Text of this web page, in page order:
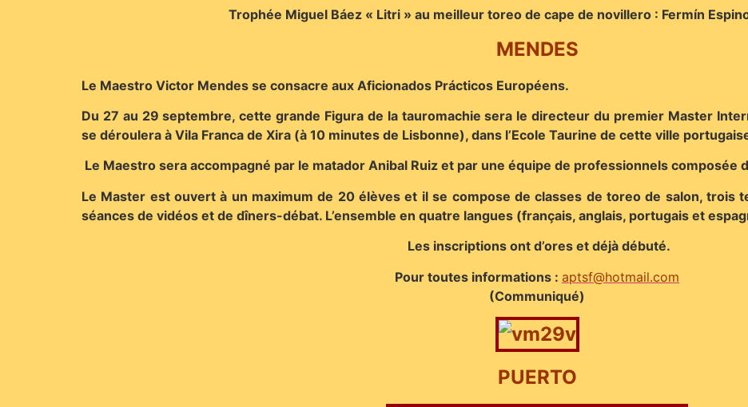
Trophée Miguel Báez « Litri » au meilleur toreo de cape de novillero : Fermín
MENDES
Le Maestro Victor Mendes se consacre aux Aficionados Prácticos Européens.
Du 27 au 29 septembre, cette grande Figura de la tauromachie sera le directeur du premier Master
se déroulera à Vila Franca de Xira (à 10 minutes de Lisbonne), dans l’Ecole Taurine de cette ville
Le Maestro sera accompagné par le matador Anibal Ruiz et par une équipe de professionnels
Le Master est ouvert à un maximum de 20 élèves et il se compose de classes de toreo de salon, trois
séances de vidéos et de dîners-débat. L’ensemble en quatre langues (français, anglais, portugais et
Les inscriptions ont d’ores et déjà débuté.
Pour toutes informations : aptsf@hotmail.com
(Communiqué)
PUERTO